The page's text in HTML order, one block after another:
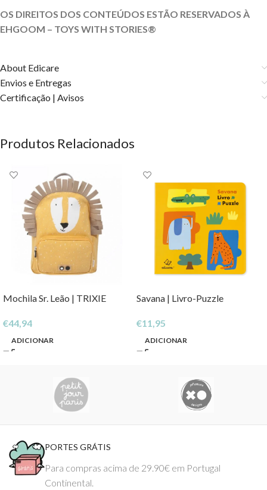
OS DIREITOS DOS CONTEÚDOS ESTÃO RESERVADOS À
EHGOOM – TOYS WITH STORIES®️
About Edicare
Envios e Entregas
Certificação | Avisos
Produtos Relacionados
Mochila Sr. Leão | TRIXIE
€44,94
ADICIONAR
Savana | Livro-Puzzle
€11,95
ADICIONAR
PORTES GRÁTIS
Para compras acima de 29.90€ em Portugal
Continental.